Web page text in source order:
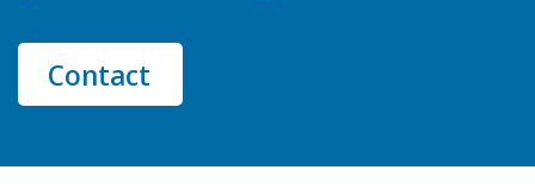
Contact